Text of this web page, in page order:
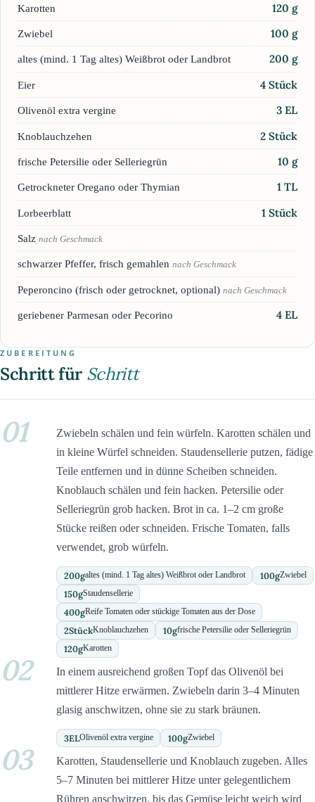
Karotten 120 g
Zwiebel 100 g
altes (mind. 1 Tag altes) Weißbrot oder Landbrot 200 g
Eier 4 Stück
Olivenöl extra vergine 3 EL
Knoblauchzehen 2 Stück
frische Petersilie oder Selleriegrün 10 g
Getrockneter Oregano oder Thymian 1 TL
Lorbeerblatt 1 Stück
Salz nach Geschmack
schwarzer Pfeffer, frisch gemahlen nach Geschmack
Peperoncino (frisch oder getrocknet, optional) nach Geschmack
geriebener Parmesan oder Pecorino 4 EL
ZUBEREITUNG
Schritt für Schritt
01
Zwiebeln schälen und fein würfeln. Karotten schälen und
in kleine Würfel schneiden. Staudensellerie putzen, fädige
Teile entfernen und in dünne Scheiben schneiden.
Knoblauch schälen und fein hacken. Petersilie oder
Selleriegrün grob hacken. Brot in ca. 1–2 cm große
Stücke reißen oder schneiden. Frische Tomaten, falls
verwendet, grob würfeln.
200galtes (mind. 1 Tag altes) Weißbrot oder Landbrot 100gZwiebel
150gStaudensellerie
400gReife Tomaten oder stückige Tomaten aus der Dose
2StückKnoblauchzehen 10gfrische Petersilie oder Selleriegrün
120gKarotten
02
In einem ausreichend großen Topf das Olivenöl bei
mittlerer Hitze erwärmen. Zwiebeln darin 3–4 Minuten
glasig anschwitzen, ohne sie zu stark bräunen.
3ELOlivenöl extra vergine 100gZwiebel
03
Karotten, Staudensellerie und Knoblauch zugeben. Alles
5–7 Minuten bei mittlerer Hitze unter gelegentlichem
Rühren anschwitzen, bis das Gemüse leicht weich wird